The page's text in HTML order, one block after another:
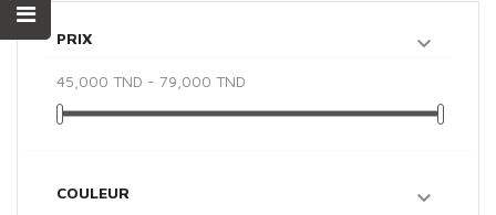
PRIX 
45,000 TND - 79,000 TND
COULEUR 